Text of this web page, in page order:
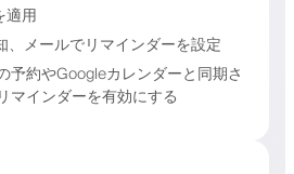
適用
、メールでリマインダーを設定
予約やGoogleカレンダーと同期さ
マインダーを有効にする